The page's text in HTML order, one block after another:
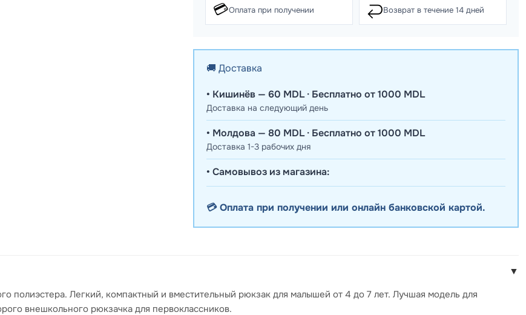
💳Оплата при получении ↩️Возврат в течение 14 дней
🚚 Доставка
• Кишинёв — 60 MDL · Бесплатно от 1000 MDL
Доставка на следующий день
• Молдова — 80 MDL · Бесплатно от 1000 MDL
Доставка 1-3 рабочих дня
• Самовывоз из магазина:
💳 Оплата при получении или онлайн банковской картой.
▼
полиэстера. Легкий, компактный и вместительный рюкзак для малышей от 4 до 7 лет. Лучшая модель для
внешкольного рюкзачка для первоклассников.